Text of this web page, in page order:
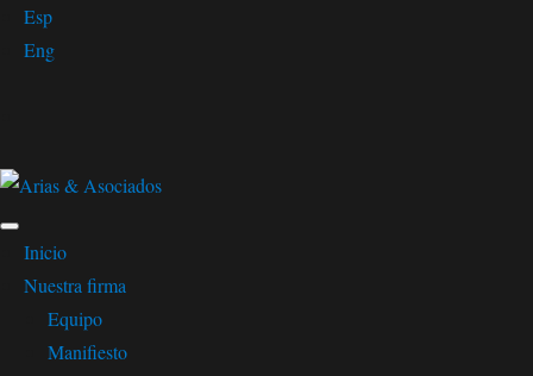
Esp
Eng
Inicio
Nuestra firma
Equipo
Manifiesto